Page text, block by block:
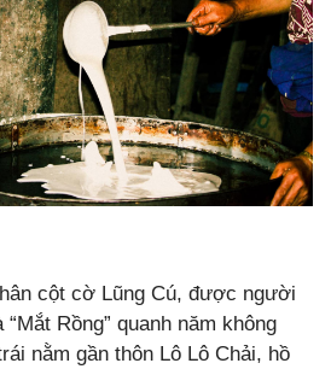
cột cờ Lũng Cú, được người
Rồng” quanh năm không
nằm gần thôn Lô Lô Chải, hồ